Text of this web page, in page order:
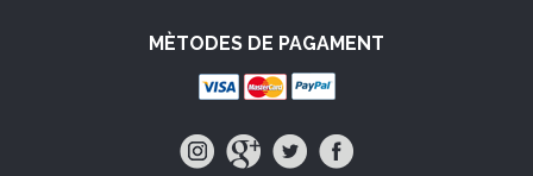
MÈTODES DE PAGAMENT